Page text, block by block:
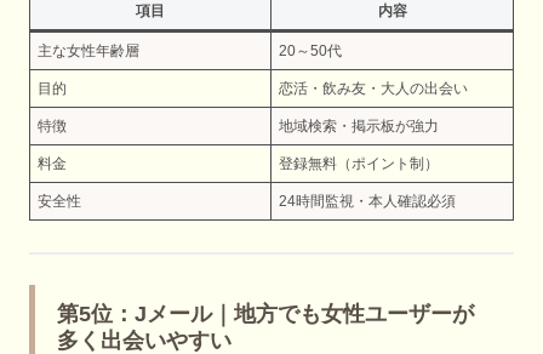
項目 内容
主な女性年齢層 20～50代
目的 恋活・飲み友・大人の出会い
特徴 地域検索・掲示板が強力
料金 登録無料（ポイント制）
安全性 24時間監視・本人確認必須
第5位：Jメール｜地方でも女性ユーザーが
多く出会いやすい